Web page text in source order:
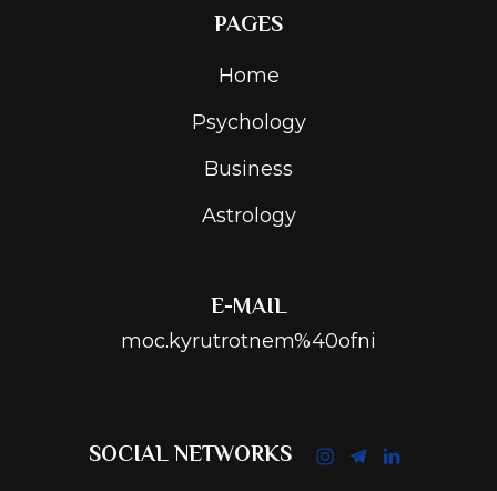
PAGES
Home
Psychology
Business
Astrology
E-MAIL
moc.kyrutrotnem%40ofni
SOCIAL NETWORKS